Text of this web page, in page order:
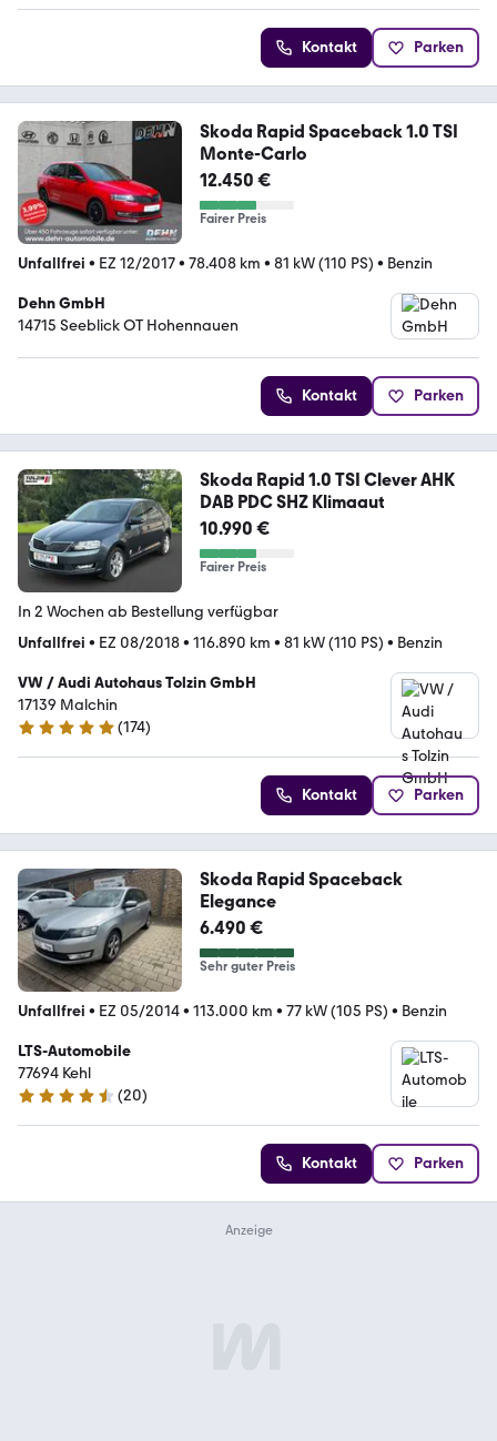
Kontakt Parken
Skoda Rapid Spaceback 1.0 TSI
Monte-Carlo
12.450 €
Fairer Preis
Unfallfrei • EZ 12/2017• 78.408 km • 81 kW (110 PS) • Benzin
Dehn GmbH
14715 Seeblick OT Hohennauen
Kontakt Parken
Skoda Rapid 1.0 TSI Clever AHK
DAB PDC SHZ Klimaaut
10.990 €
Fairer Preis
In 2 Wochen ab Bestellung verfügbar
Unfallfrei • EZ 08/2018• 116.890 km • 81 kW (110 PS) • Benzin
VW / Audi Autohaus Tolzin GmbH
17139 Malchin
4.9 Sterne
(174)
Kontakt Parken
Skoda Rapid Spaceback
Elegance
6.490 €
Sehr guter Preis
Unfallfrei • EZ 05/2014• 113.000 km • 77 kW (105 PS) • Benzin
LTS-Automobile
77694 Kehl
4.7 Sterne
(20)
Kontakt Parken